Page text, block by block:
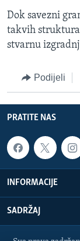
Dok savezni
takvih struktura
stvarnu
Podijeli
PRATITE NAS
INFORMACIJE
SADRŽAJ